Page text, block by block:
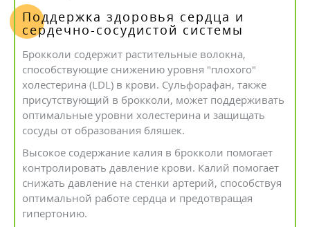
Поддержка здоровья сердца и
сердечно-сосудистой системы
Брокколи содержит растительные волокна,
способствующие снижению уровня "плохого"
холестерина (LDL) в крови. Сульфорафан, также
присутствующий в брокколи, может поддерживать
оптимальные уровни холестерина и защищать
сосуды от образования бляшек.
Высокое содержание калия в брокколи помогает
контролировать давление крови. Калий помогает
снижать давление на стенки артерий, способствуя
оптимальной работе сердца и предотвращая
гипертонию.